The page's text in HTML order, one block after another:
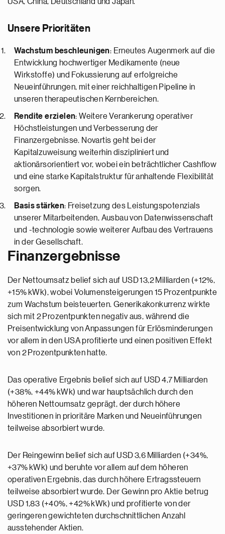
Unsere Prioritäten
Wachstum beschleunigen: Erneutes Augenmerk auf die
Entwicklung hochwertiger Medikamente (neue
Wirkstoffe) und Fokussierung auf erfolgreiche
Neueinführungen, mit einer reichhaltigen Pipeline in
unseren therapeutischen Kernbereichen.
Rendite erzielen: Weitere Verankerung operativer
Höchstleistungen und Verbesserung der
Finanzergebnisse. Novartis geht bei der
Kapitalzuweisung weiterhin diszipliniert und
aktionärsorientiert vor, wobei ein beträchtlicher Cashflow
und eine starke Kapitalstruktur für anhaltende Flexibilität
sorgen.
Basis stärken: Freisetzung des Leistungspotenzials
unserer Mitarbeitenden, Ausbau von Datenwissenschaft
und -technologie sowie weiterer Aufbau des Vertrauens
in der Gesellschaft.
Finanzergebnisse
Der Nettoumsatz belief sich auf USD 13,2 Milliarden (+12%,
+15% kWk), wobei Volumensteigerungen 15 Prozentpunkte
zum Wachstum beisteuerten. Generikakonkurrenz wirkte
sich mit 2 Prozentpunkten negativ aus, während die
Preisentwicklung von Anpassungen für Erlösminderungen
vor allem in den USA profitierte und einen positiven Effekt
von 2 Prozentpunkten hatte.
Das operative Ergebnis belief sich auf USD 4,7 Milliarden
(+38%, +44% kWk) und war hauptsächlich durch den
höheren Nettoumsatz geprägt, der durch höhere
Investitionen in prioritäre Marken und Neueinführungen
teilweise absorbiert wurde.
Der Reingewinn belief sich auf USD 3,6 Milliarden (+34%,
+37% kWk) und beruhte vor allem auf dem höheren
operativen Ergebnis, das durch höhere Ertragssteuern
teilweise absorbiert wurde. Der Gewinn pro Aktie betrug
USD 1,83 (+40%, +42% kWk) und profitierte von der
geringeren gewichteten durchschnittlichen Anzahl
ausstehender Aktien.